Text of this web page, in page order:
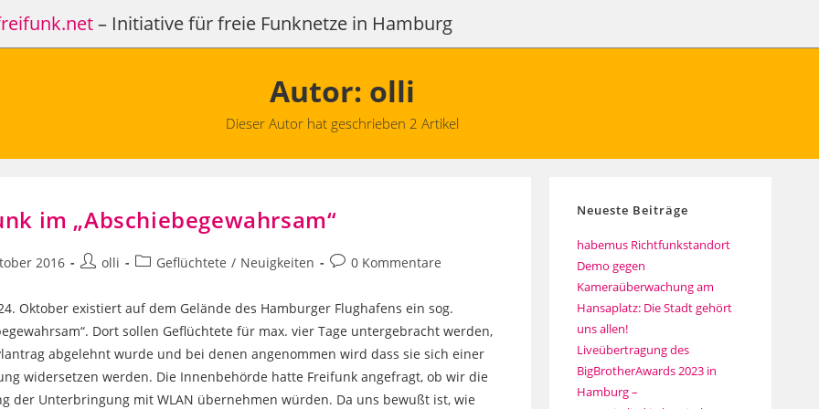
– Initiative für freie Funknetze in Hamburg
Autor: olli
Dieser Autor hat geschrieben 2 Artikel
im „Abschiebegewahrsam“
2016
Beitrags-
olli
Beitrags-
Geflüchtete / Neuigkeiten
Beitrags-
0 Kommentare
Oktober existiert auf dem Gelände des Hamburger Flughafens ein sog.
Dort sollen Geflüchtete für max. vier Tage untergebracht werden,
abgelehnt wurde und bei denen angenommen wird dass sie sich einer
widersetzen werden. Die Innenbehörde hatte Freifunk angefragt, ob wir die
der Unterbringung mit WLAN übernehmen würden. Da uns bewußt ist, wie
Neueste Beiträge
habemus Richtfunkstandort
Demo gegen
Kameraüberwachung am
Hansaplatz: Die Stadt gehört
uns allen!
Liveübertragung des
BigBrotherAwards 2023 in
Hamburg –